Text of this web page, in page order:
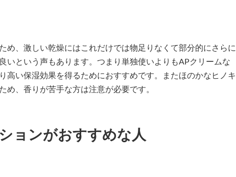
め、激しい乾燥にはこれだけでは物足りなくて部分的にさらに
いという声もあります。つまり単独使いよりもAPクリームな
高い保湿効果を得るためにおすすめです。またほのかなヒノキ
め、香りが苦手な方は注意が必要です。
ョンがおすすめな人